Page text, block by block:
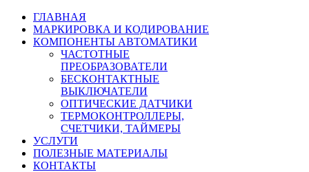
ГЛАВНАЯ
МАРКИРОВКА И КОДИРОВАНИЕ
КОМПОНЕНТЫ АВТОМАТИКИ
ЧАСТОТНЫЕ
ПРЕОБРАЗОВАТЕЛИ
БЕСКОНТАКТНЫЕ
ВЫКЛЮЧАТЕЛИ
ОПТИЧЕСКИЕ ДАТЧИКИ
ТЕРМОКОНТРОЛЛЕРЫ,
СЧЕТЧИКИ, ТАЙМЕРЫ
УСЛУГИ
ПОЛЕЗНЫЕ МАТЕРИАЛЫ
КОНТАКТЫ